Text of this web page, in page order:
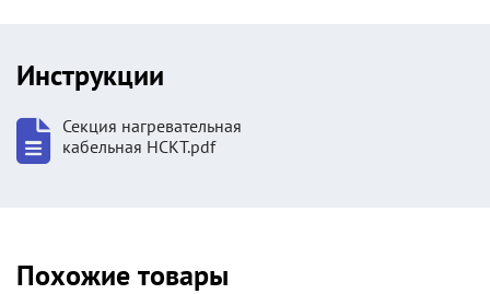
Инструкции
Секция нагревательная
кабельная НСКТ.pdf
Похожие товары